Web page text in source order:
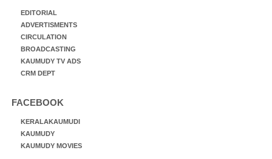
EDITORIAL
ADVERTISMENTS
CIRCULATION
BROADCASTING
KAUMUDY TV ADS
CRM DEPT
FACEBOOK
KERALAKAUMUDI
KAUMUDY
KAUMUDY MOVIES